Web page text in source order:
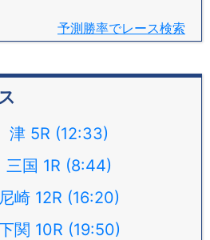
予測勝率でレース検索
津 5R (12:33)
三国 1R (8:44)
尼崎 12R (16:20)
関 10R (19:50)